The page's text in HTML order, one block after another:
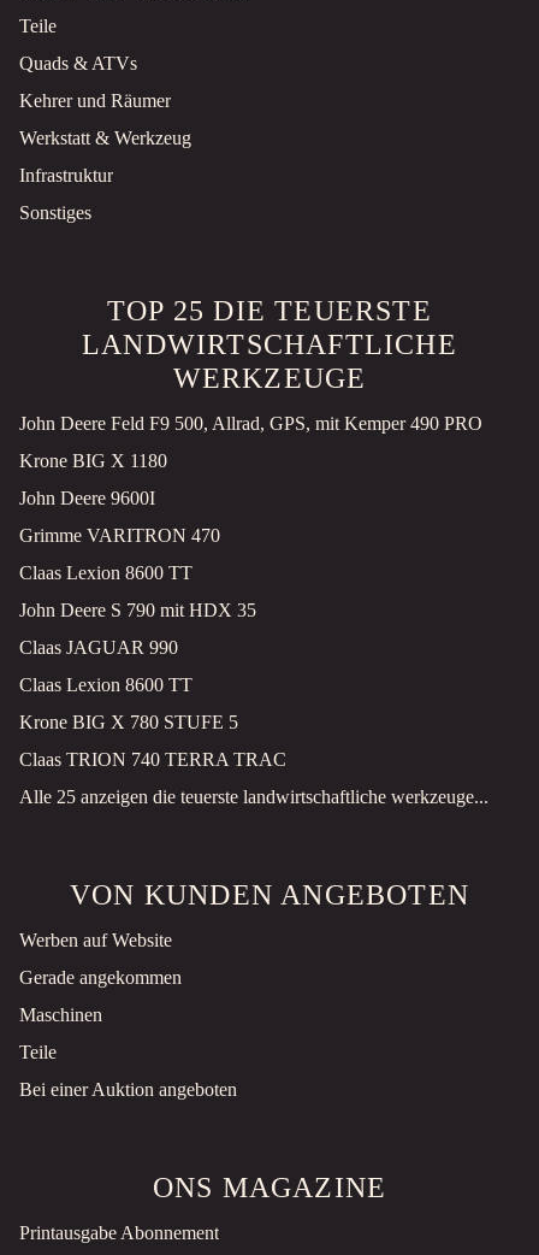
Teile
Quads & ATVs
Kehrer und Räumer
Werkstatt & Werkzeug
Infrastruktur
Sonstiges
TOP 25 DIE TEUERSTE
LANDWIRTSCHAFTLICHE
WERKZEUGE
John Deere Feld F9 500, Allrad, GPS, mit Kemper 490 PRO
Krone BIG X 1180
John Deere 9600I
Grimme VARITRON 470
Claas Lexion 8600 TT
John Deere S 790 mit HDX 35
Claas JAGUAR 990
Claas Lexion 8600 TT
Krone BIG X 780 STUFE 5
Claas TRION 740 TERRA TRAC
Alle 25 anzeigen die teuerste landwirtschaftliche werkzeuge...
VON KUNDEN ANGEBOTEN
Werben auf Website
Gerade angekommen
Maschinen
Teile
Bei einer Auktion angeboten
ONS MAGAZINE
Printausgabe Abonnement